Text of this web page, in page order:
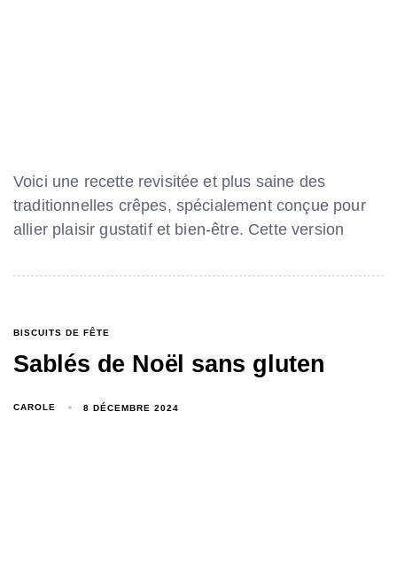
Voici une recette revisitée et plus saine des
traditionnelles crêpes, spécialement conçue pour
allier plaisir gustatif et bien-être. Cette version
BISCUITS DE FÊTE
Sablés de Noël sans gluten
CAROLE 8 DÉCEMBRE 2024